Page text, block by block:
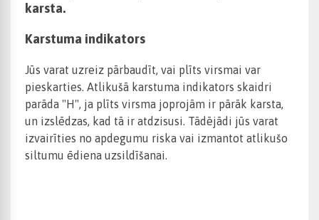
karsta.
Karstuma indikators
Jūs varat uzreiz pārbaudīt, vai plīts virsmai var
pieskarties. Atlikušā karstuma indikators skaidri
parāda "H", ja plīts virsma joprojām ir pārāk karsta,
un izslēdzas, kad tā ir atdzisusi. Tādējādi jūs varat
izvairīties no apdegumu riska vai izmantot atlikušo
siltumu ēdiena uzsildīšanai.